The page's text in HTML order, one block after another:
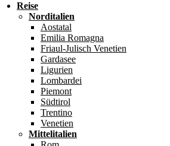
Reise
Norditalien
Aostatal
Emilia Romagna
Friaul-Julisch Venetien
Gardasee
Ligurien
Lombardei
Piemont
Südtirol
Trentino
Venetien
Mittelitalien